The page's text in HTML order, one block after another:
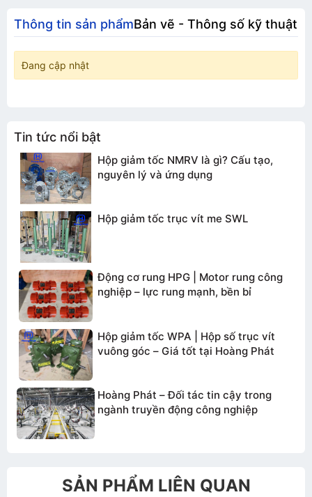
TƯ VẤN BÁO GIÁ
Gửi thông tin
Thông tin sản phẩmBản vẽ - Thông số kỹ thuật
Đang cập nhật
Tin tức nổi bật
Hộp giảm tốc NMRV là gì? Cấu tạo,
nguyên lý và ứng dụng
Hộp giảm tốc trục vít me SWL
Động cơ rung HPG | Motor rung công
nghiệp – lực rung mạnh, bền bỉ
Hộp giảm tốc WPA | Hộp số trục vít
vuông góc – Giá tốt tại Hoàng Phát
Hoàng Phát – Đối tác tin cậy trong
ngành truyền động công nghiệp
SẢN PHẨM LIÊN QUAN